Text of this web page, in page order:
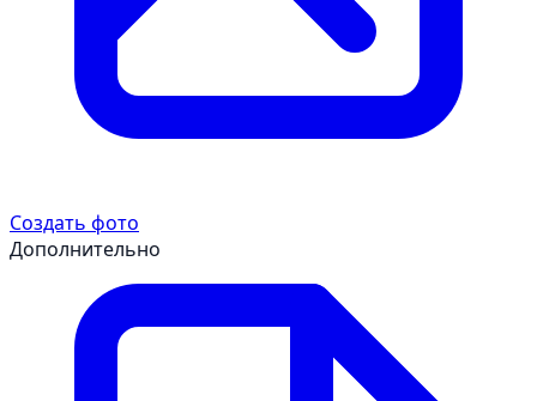
Создать фото
Дополнительно